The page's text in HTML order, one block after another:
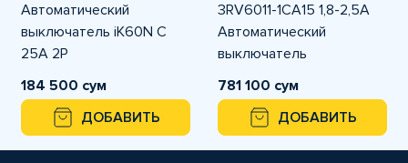
Автоматический
выключатель iK60N C
25A 2P
184 500 сум
ДОБАВИТЬ
3RV6011-1CA15 1,8-2,5A
Автоматический
выключатель
781 100 сум
ДОБАВИТЬ